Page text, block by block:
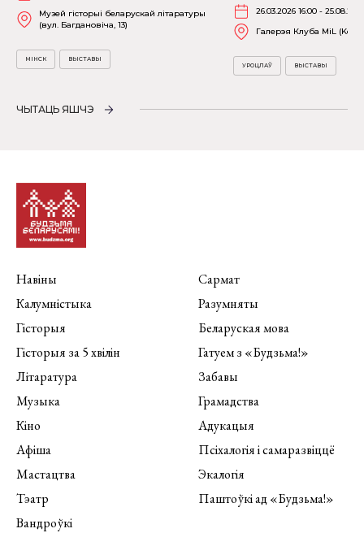
Музей гісторыі беларускай літаратуры
(вул. Багдановіча, 13)
МІНСК ВЫСТАВЫ
26.03.2026 16:00 -
Галерэя Клуба MiL
УРОЦЛАЎ ВЫСТАВЫ
ЧЫТАЦЬ ЯШЧЭ
Навіны
Калумністыка
Гісторыя
Гісторыя за 5 хвілін
Літаратура
Музыка
Кіно
Афіша
Мастацтва
Тэатр
Вандроўкі
Сармат
Разумняты
Беларуская мова
Гатуем з «Будзьма!»
Забавы
Грамадства
Адукацыя
Псіхалогія і самаразвіццё
Экалогія
Паштоўкі ад «Будзьма!»